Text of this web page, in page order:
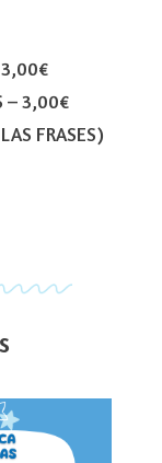
3,00€
–3,00€
FRASES)